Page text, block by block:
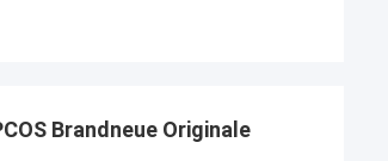
Brandneue Originale